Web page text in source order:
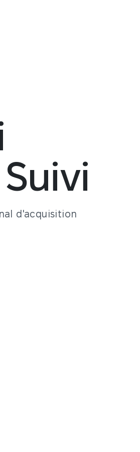
Suivi
d'acquisition